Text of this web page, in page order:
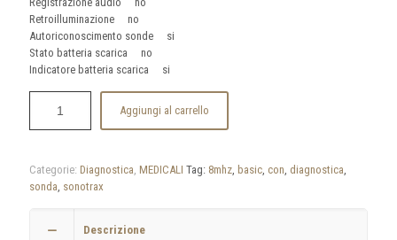
Retroilluminazione no
Autoriconoscimento sonde si
Stato batteria scarica no
Indicatore batteria scarica si
Aggiungi al carrello
Categorie: Diagnostica, MEDICALI Tag: 8mhz, basic, con, diagnostica,
sonda, sonotrax
Descrizione